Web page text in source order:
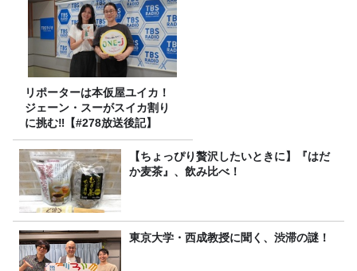
リポーターは本仮屋ユイカ！
ジェーン・スーがスイカ割り
に挑む‼【#278放送後記】
【ちょっぴり贅沢したいときに】『はだ
か麦茶』、飲み比べ！
東京大学・西成教授に聞く、渋滞の謎！